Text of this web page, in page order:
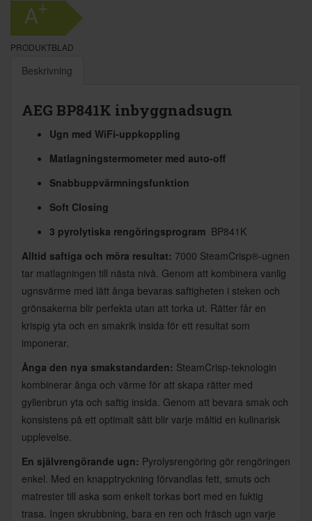
A+
PRODUKTBLAD
Beskrivning
AEG BP841K inbyggnadsugn
Ugn med WiFi-uppkoppling
Matlagningstermometer med auto-off
Snabbuppvärmningsfunktion
Soft Closing
3 pyrolytiska rengöringsprogram BP841K
Alltid saftiga och möra resultat: 7000 SteamCrisp®-ugnen
tar matlagningen till nästa nivå. Genom att kombinera vanlig
ugnsvärme med lätt ånga bevaras saftigheten i steken och
grönsakerna blir perfekta utan att torka ut. Rätter får en
krispig yta och en smakrik insida för ett resultat som
imponerar.
Ånga den nya smakstandarden: SteamCrisp-teknologin
kombinerar ånga och värme för att skapa rätter med
gyllenbrun yta och saftig insida. Genom att bevara smak och
konsistens på ett optimalt sätt blir varje måltid en kulinarisk
upplevelse.
En självrengörande ugn: Pyrolysrengöring gör rengöringen
enkel. Med en knapptryckning förvandlas fett, smuts och
matrester till aska som enkelt torkas bort med en fuktig
trasa. Ingen skrubbning, bara en ren och fräsch ugn varje